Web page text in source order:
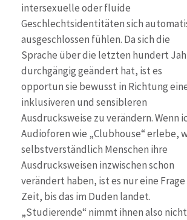
intersexuelle oder fluide
Geschlechtsidentitäten sich
ausgeschlossen fühlen. Da sich die
Sprache über die letzten hundert
durchgängig geändert hat, ist es
opportun sie bewusst in Richtung
inklusiveren und sensibleren
Ausdrucksweise zu verändern. Wenn
Audioforen wie „Clubhouse“ erlebe,
selbstverständlich Menschen ihre
Ausdrucksweisen inzwischen schon
verändert haben, ist es nur eine
Zeit, bis das im Duden landet.
„Studierende“ nimmt ihnen also